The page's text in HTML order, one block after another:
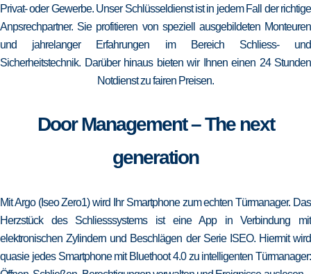
Privat- oder Gewerbe. Unser Schlüsseldienst ist in jedem Fall der richtige
Anpsrechpartner. Sie profitieren von speziell ausgebildeten Monteuren
und jahrelanger Erfahrungen im Bereich Schliess- und
Sicherheitstechnik. Darüber hinaus bieten wir Ihnen einen 24 Stunden
Notdienst zu fairen Preisen.
Door Management – The next
generation
Mit Argo (Iseo Zero1) wird Ihr Smartphone zum echten Türmanager. Das
Herzstück des Schliesssystems ist eine App in Verbindung mit
elektronischen Zylindern und Beschlägen der Serie ISEO. Hiermit wird
quasie jedes Smartphone mit Bluethoot 4.0 zu intelligenten Türmanager: